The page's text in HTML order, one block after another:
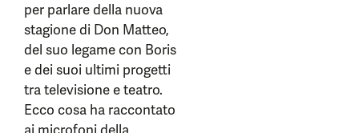
per parlare della nuova
stagione di Don Matteo,
del suo legame con Boris
e dei suoi ultimi progetti
tra televisione e teatro.
Ecco cosa ha raccontato